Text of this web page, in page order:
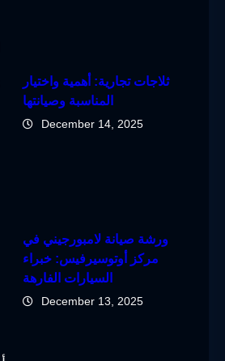
ثلاجات تجارية: أهمية واختيار
المناسبة وصيانتها
December 14, 2025
ورشة صيانة لامبورجيني في
مركز أوتوسيرفيس: خبراء
السيارات الفارهة
December 13, 2025